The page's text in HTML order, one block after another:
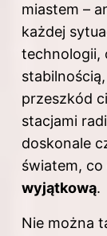
miastem –
każdej
technologii,
przeszkód
stacjami
doskonale
światem,
wyjątkową.
Nie można